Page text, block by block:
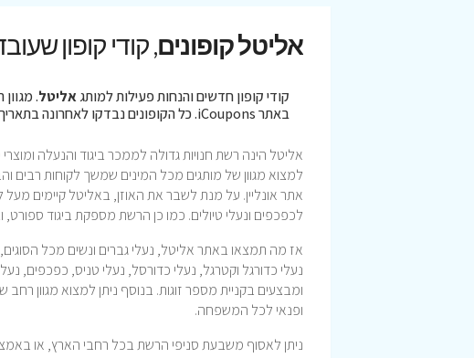
אליטל קופונים, קודי קופון
קודי קופון חדשים והנחות פעילות למותגאליטל.
באתר iCoupons. כל הקופונים נבדקו לאחרונה בתאריך 08/08/2026!
אליטל הינה רשת חנויות גדולה לממכר ביגוד והנעלה
לכפכפים ונעלי טיולים. כמו כן הרשת מספקת ביגוד ספורט,
אז מה תמצאו באתר אליטל, נעלי גברים ונשים מכל הסוגים,
נעלי כדורגל וקטרגל, נעלי כדורסל, נעלי טניס, כפכפים,
ומבצעים בקניית מספר זוגות. בנוסף ניתן למצוא מגוון
ופנאי לכל המשפחה.
ניתן לאסוף משבעת סניפי הרשת בכל רחבי הארץ, או באמצעות